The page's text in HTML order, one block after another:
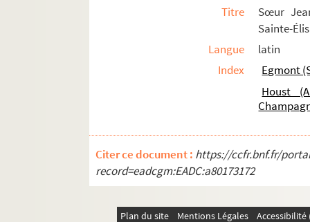
Fol. 263. Copie d'une lettre du duc de
Fol. 263 vo. Deux lettres du comte de
Fol. 265. M. de Champagney à Charles de
Fol. 267 et 269. M. de Champagney à
Fol. 271. Don Sancho de Leyva à M. de
Fol. 276. M. de Champagney à Antoine
Fol. 283. Rôle des concessions de sel de la
Fol. 287. M. de Champagney à Antoine
Titre
Sœur
Sainte-
Langue
latin
Index
Egmont
Houst
Citer ce document : https://ccfr.bnf.fr/
record=eadcgm:EADC:a80173172
Plan du site Mentions Légales